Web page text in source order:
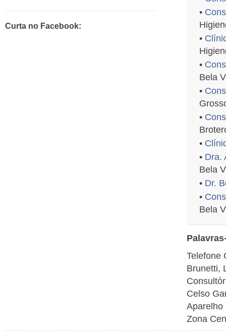
•Exército egípcio diz que encontrou destroços de
Curta no Facebook:
•
•
•
Bela
•
•
•
• Dra.
Bela
• Dr.
•
Bela
Telefone
Brunetti,
Celso
Aparelho
Zona